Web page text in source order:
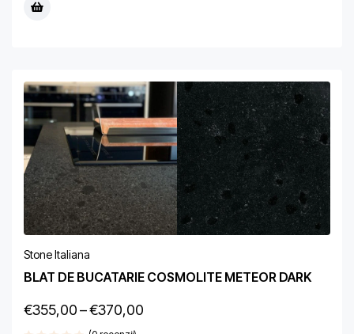
Stone Italiana
BLAT DE BUCATARIE COSMOLITE METEOR DARK
€355,00–€370,00